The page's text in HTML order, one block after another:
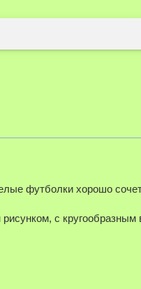
футболки хорошо
с